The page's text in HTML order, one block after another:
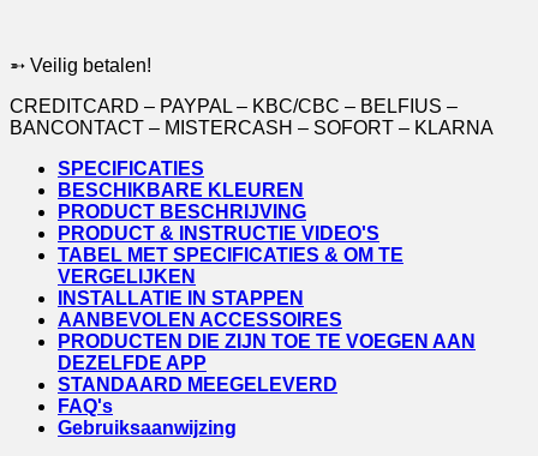
met
433Mhz
gong
|
4
draads
2,4/5Ghz
WiFi
Netwerkkabel
32Gb
aantal
➵ Veilig betalen!
CREDITCARD – PAYPAL – KBC/CBC – BELFIUS –
BANCONTACT – MISTERCASH – SOFORT – KLARNA
SPECIFICATIES
BESCHIKBARE KLEUREN
PRODUCT BESCHRIJVING
PRODUCT & INSTRUCTIE VIDEO'S
TABEL MET SPECIFICATIES & OM TE
VERGELIJKEN
INSTALLATIE IN STAPPEN
AANBEVOLEN ACCESSOIRES
PRODUCTEN DIE ZIJN TOE TE VOEGEN AAN
DEZELFDE APP
STANDAARD MEEGELEVERD
FAQ's
Gebruiksaanwijzing